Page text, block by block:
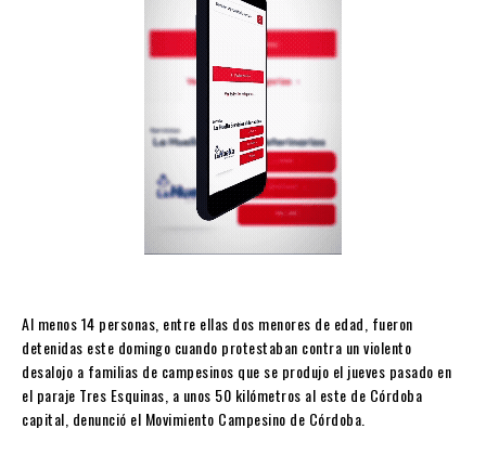
Al menos 14 personas, entre ellas dos menores de edad, fueron
detenidas este domingo cuando protestaban contra un violento
desalojo a familias de campesinos que se produjo el jueves pasado en
el paraje Tres Esquinas, a unos 50 kilómetros al este de Córdoba
capital, denunció el Movimiento Campesino de Córdoba.